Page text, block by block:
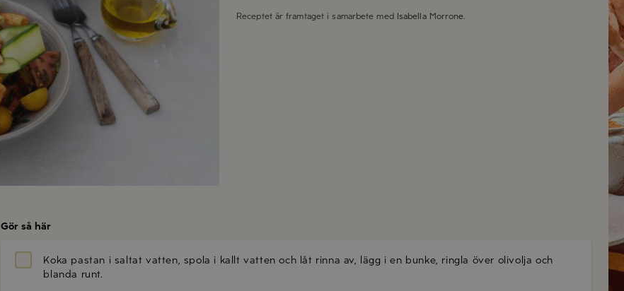
Receptet är framtaget i samarbete med Isabella Morrone.
Gör så här
Koka pastan i saltat vatten, spola i kallt vatten och låt rinna av, lägg i en bunke, ringla över olivolja och
blanda runt.